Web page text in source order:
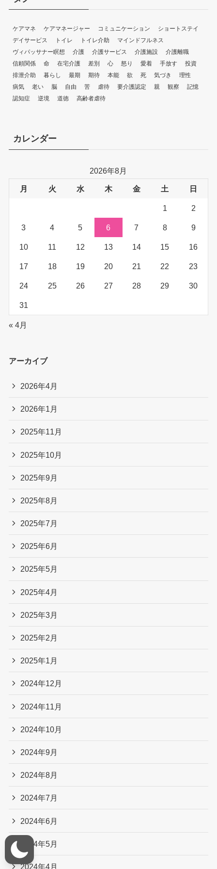
ケアマネ ケアマネージャー コミュニケーション
ショートステイ
デイサービス
トイレ トイレ介助
マインドフルネス
ヴィパッサナー瞑想
介護 介護サービス 介護施設
介護離職
信頼関係
命 在宅介護 差別 心 怒り 愛着 手放す
投資
排泄介助
暮らし 最期 期待 本能 欲 死 気づき
理性
病気
老い 脳 自由 苦 虐待 要介護認定 親 観察
記憶
認知症
逆境 道徳 高齢者虐待
カレンダー
2026年8月
月 火 水 木 金 土 日
1 2
3 4 5 6 7 8 9
10 11 12 13 14 15 16
17 18 19 20 21 22 23
24 25 26 27 28 29 30
31
« 4月
アーカイブ
2026年4月
2026年1月
2025年11月
2025年10月
2025年9月
2025年8月
2025年7月
2025年6月
2025年5月
2025年4月
2025年3月
2025年2月
2025年1月
2024年12月
2024年11月
2024年10月
2024年9月
2024年8月
2024年7月
2024年6月
2024年5月
2024年4月